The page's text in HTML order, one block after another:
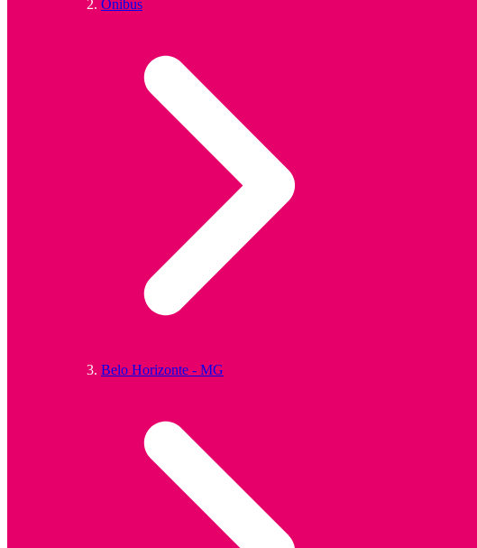
Ônibus
Belo Horizonte - MG